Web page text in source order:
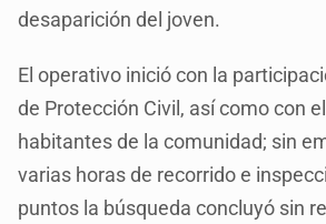
desaparición del joven.
El operativo inició con la
de Protección Civil, así como con
habitantes de la comunidad; sin
varias horas de recorrido e
puntos la búsqueda concluyó sin